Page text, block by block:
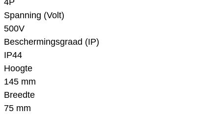
4P
Spanning (Volt)
500V
Beschermingsgraad (IP)
IP44
Hoogte
145 mm
Breedte
75 mm